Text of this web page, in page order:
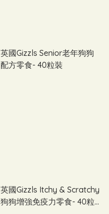
英國Gizzls Senior老年狗狗
配方零食- 40粒裝
英國Gizzls Itchy & Scratchy
狗狗增強免疫力零食- 40粒